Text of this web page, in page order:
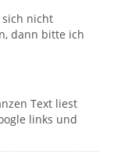
nicht
dann bitte ich
Text liest
links und